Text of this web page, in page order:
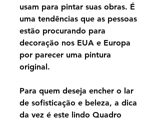
usam para pintar suas obras. É
uma tendências que as pessoas
estão procurando para
decoração nos EUA e Europa
por parecer uma pintura
original.
Para quem deseja encher o lar
de sofisticação e beleza, a dica
da vez é este lindo Quadro